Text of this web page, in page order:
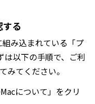
る
み込まれている「プ
は以下の手順で、ご利
みてください。
について」をクリ